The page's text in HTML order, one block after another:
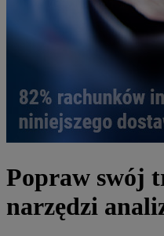
Popraw swój
narzędzi